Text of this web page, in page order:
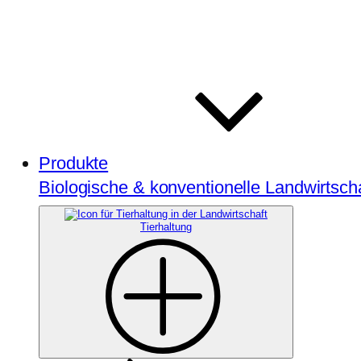
Produkte
Biologische & konventionelle
Tierhaltung